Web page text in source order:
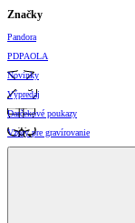
Značky
Pandora
PDPAOLA
Novinky
Výpredaj
Darčekové poukazy
Vzory pre gravírovanie